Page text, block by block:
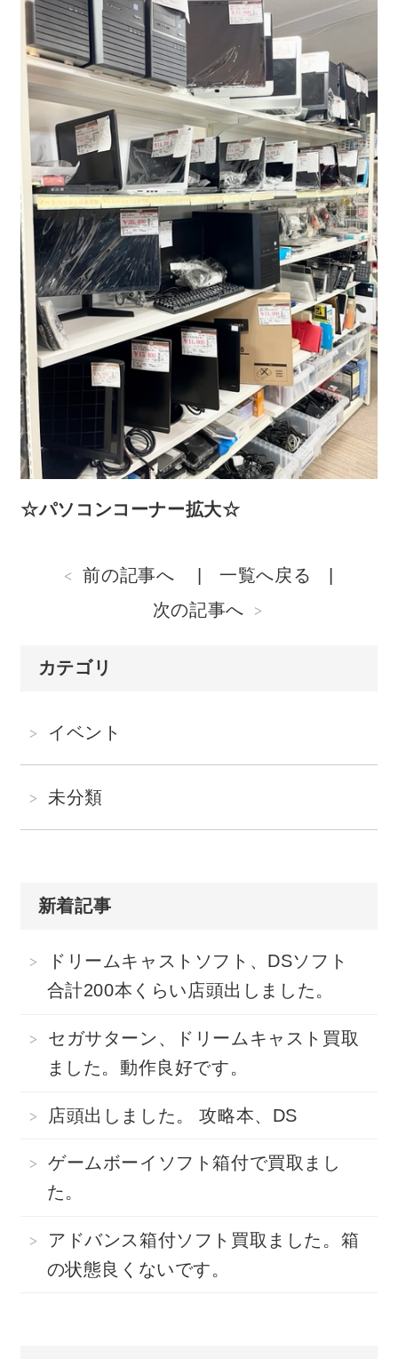
☆パソコンコーナー拡大☆
前の記事へ
一覧へ戻る
次の記事へ
カテゴリ
イベント
未分類
新着記事
ドリームキャストソフト、DSソフト
合計200本くらい店頭出しました。
セガサターン、ドリームキャスト買取
ました。動作良好です。
店頭出しました。 攻略本、DS
ゲームボーイソフト箱付で買取まし
た。
アドバンス箱付ソフト買取ました。箱
の状態良くないです。